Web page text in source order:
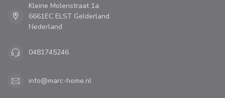
Kleine Molenstraat 1a
6661EC ELST Gelderland
Nederland
0481745246
info@marc-home.nl